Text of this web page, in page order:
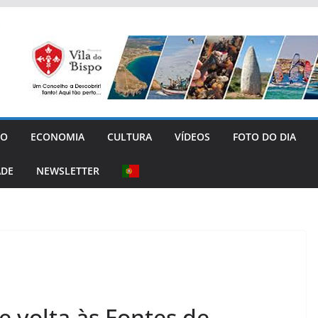
ECONOMIA CULTURA VÍDEOS FOTO DO DIA
NEWSLETTER